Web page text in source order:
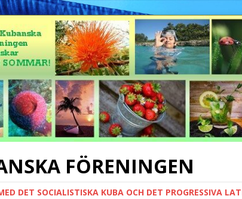
FÖRENINGEN
DET SOCIALISTISKA KUBA OCH DET PROGRESSIVA